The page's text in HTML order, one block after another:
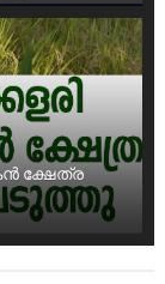
ക്ഷേത്ര